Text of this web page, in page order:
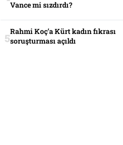
Vance mi sızdırdı?
Rahmi Koç’a Kürt kadın fıkrası
soruşturması açıldı